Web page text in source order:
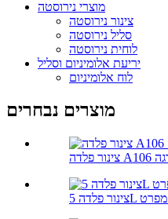
מוצרי נירוסטה
צינור נירוסטה
סליל נירוסטה
לוחית נירוסטה
יריעת אלומיניום וסליל
לוח אלומיניום
מוצרים נבחרים